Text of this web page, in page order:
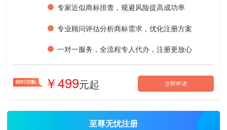
专家近似商标排查，规避风险提高成功率
专业顾问评估分析商标需求，优化注册方案
一对一服务，全流程专人代办，注册更放心
499 立即申请
至尊无忧注册